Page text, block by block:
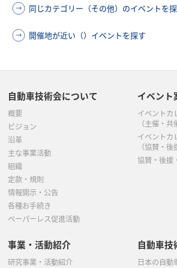
同じカテゴリー（その他）のイベントを
開催地が近い（）イベントを探す
自動車技術会について
概要
ビジョン
沿革
主な事業活動
組織
定款・規則
情報開示・公告
各種お手続き
ペーパーレス促進活動
イベント
イベントカ
（主催・共
イベントカ
（協賛・
協賛・後援
事業・活動紹介
研究事業・活動紹介
自動車技
日本の自動